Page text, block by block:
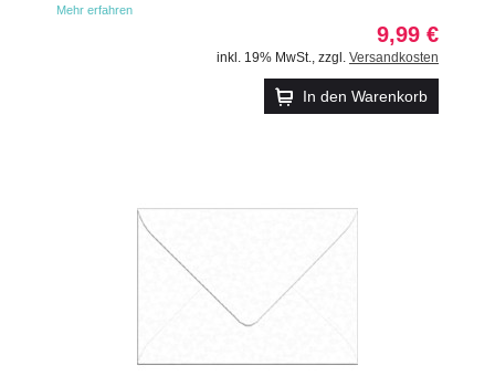
Mehr erfahren
9,99 €
inkl. 19% MwSt. zzgl. Versandkosten
In den Warenkorb